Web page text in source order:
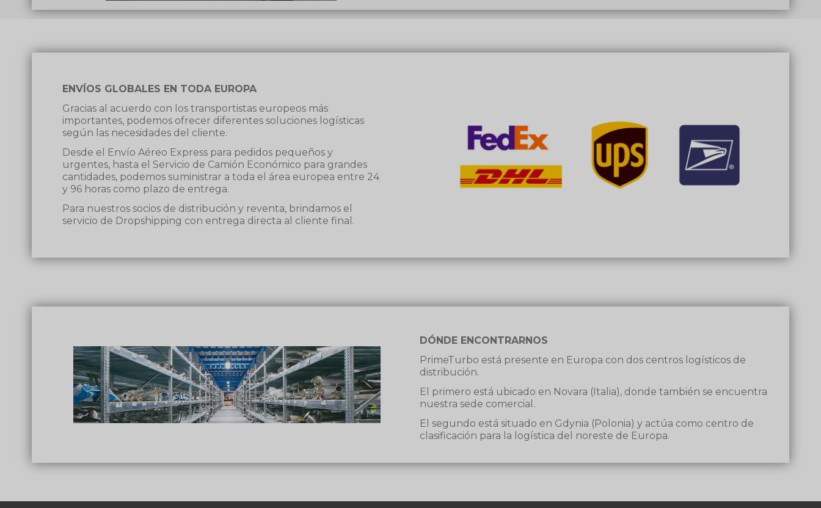
ENVÍOS GLOBALES EN TODA EUROPA
Gracias al acuerdo con los transportistas europeos más
importantes, podemos ofrecer diferentes soluciones logísticas
según las necesidades del cliente.
Desde el Envío Aéreo Express para pedidos pequeños y
urgentes, hasta el Servicio de Camión Económico para grandes
cantidades, podemos suministrar a toda el área europea entre 24
y 96 horas como plazo de entrega.
Para nuestros socios de distribución y reventa, brindamos el
servicio de Dropshipping con entrega directa al cliente final.
DÓNDE ENCONTRARNOS
PrimeTurbo está presente en Europa con dos centros logísticos de
distribución.
El primero está ubicado en Novara (Italia), donde también se encuentra
nuestra sede comercial.
El segundo está situado en Gdynia (Polonia) y actúa como centro de
clasificación para la logística del noreste de Europa.